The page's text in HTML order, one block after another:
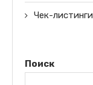
Чек-листинги
Поиск